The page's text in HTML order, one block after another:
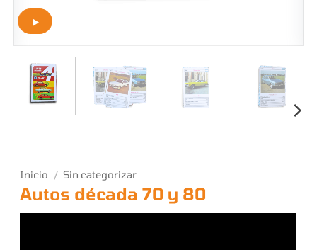
Inicio / Sin categorizar
Autos década 70 y 80